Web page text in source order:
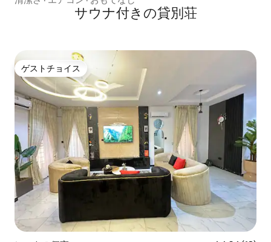
サウナ付きの貸別荘
ゲストチョイス
ゲストチョイス